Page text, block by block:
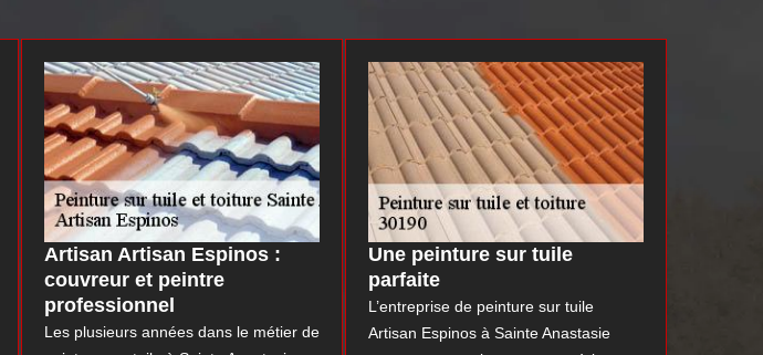
Artisan Artisan Espinos :
couvreur et peintre
professionnel
Les plusieurs années dans le métier de
Une peinture sur tuile
parfaite
L’entreprise de peinture sur tuile
Artisan Espinos à Sainte Anastasie